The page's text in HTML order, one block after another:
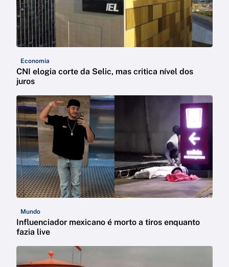
Economia
CNI elogia corte da Selic, mas critica nível dos
juros
Mundo
Influenciador mexicano é morto a tiros enquanto
fazia live